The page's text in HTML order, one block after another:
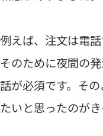
例えば、注文は電
そのために夜間の
話が必須です。そ
たいと思ったのがき